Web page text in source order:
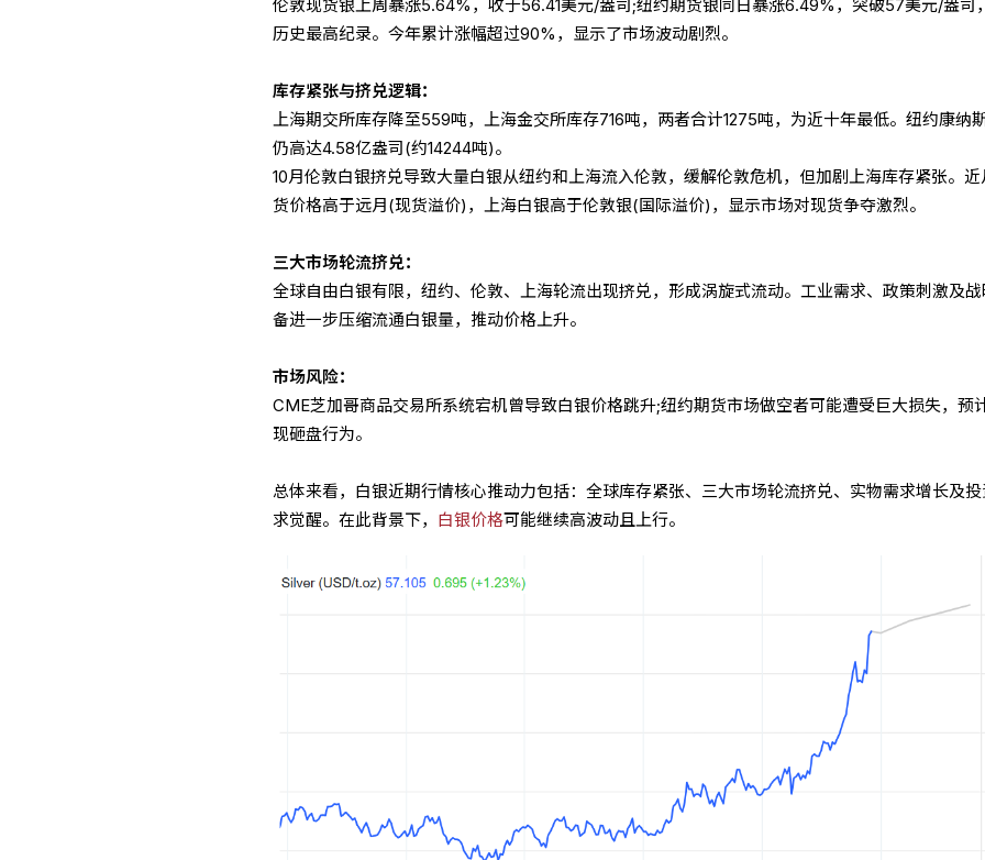
伦敦现货银上周暴涨5.64%，收于56.41美元/盎司;纽约期货银同日暴涨6.49%，突破57美元/盎司
历史最高纪录。今年累计涨幅超过90%，显示了市场波动剧烈。
库存紧张与挤兑逻辑：
上海期交所库存降至559吨，上海金交所库存716吨，两者合计1275吨，为近十年最低。纽约康纳
仍高达4.58亿盎司(约14244吨)。
10月伦敦白银挤兑导致大量白银从纽约和上海流入伦敦，缓解伦敦危机，但加剧上海库存紧张。近
货价格高于远月(现货溢价)，上海白银高于伦敦银(国际溢价)，显示市场对现货争夺激烈。
三大市场轮流挤兑：
全球自由白银有限，纽约、伦敦、上海轮流出现挤兑，形成涡旋式流动。工业需求、政策刺激及
备进一步压缩流通白银量，推动价格上升。
市场风险：
CME芝加哥商品交易所系统宕机曾导致白银价格跳升;纽约期货市场做空者可能遭受巨大损失，预
现砸盘行为。
总体来看，白银近期行情核心推动力包括：全球库存紧张、三大市场轮流挤兑、实物需求增长及投
求觉醒。在此背景下， 白银价格可能继续高波动且上行。